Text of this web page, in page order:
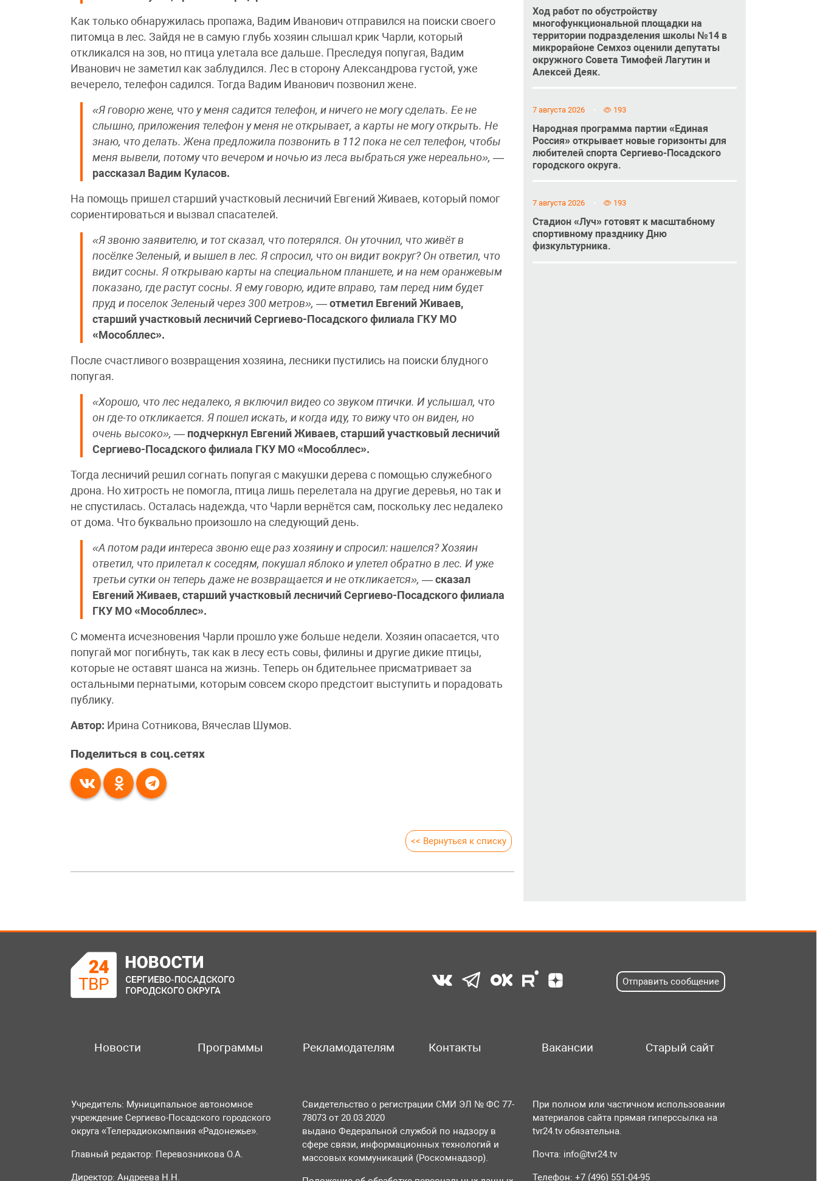
Как только обнаружилась пропажа, Вадим Иванович отправился на поиски своего
питомца в лес. Зайдя не в самую глубь хозяин слышал крик Чарли, который
откликался на зов, но птица улетала все дальше. Преследуя попугая, Вадим
Иванович не заметил как заблудился. Лес в сторону Александрова густой, уже
вечерело, телефон садился. Тогда Вадим Иванович позвонил жене.
«Я говорю жене, что у меня садится телефон, и ничего не могу сделать. Ее не
слышно, приложения телефон у меня не открывает, а карты не могу открыть. Не
знаю, что делать. Жена предложила позвонить в 112 пока не сел телефон, чтобы
меня вывели, потому что вечером и ночью из леса выбраться уже нереально»,—
рассказал Вадим Куласов.
На помощь пришел старший участковый лесничий Евгений Живаев, который помог
сориентироваться и вызвал спасателей.
«Я звоню заявителю, и тот сказал, что потерялся. Он уточнил, что живёт в
посёлке Зеленый, и вышел в лес. Я спросил, что он видит вокруг? Он ответил, что
видит сосны. Я открываю карты на специальном планшете, и на нем оранжевым
показано, где растут сосны. Я ему говорю, идите вправо, там перед ним будет
пруд и поселок Зеленый через 300 метров»,— отметил Евгений Живаев,
старший участковый лесничий Сергиево-Посадского филиала ГКУ МО
«Мособллес».
После счастливого возвращения хозяина, лесники пустились на поиски блудного
попугая.
«Хорошо, что лес недалеко, я включил видео со звуком птички. И услышал, что
он где-то откликается. Я пошел искать, и когда иду, то вижу что он виден, но
очень высоко»,— подчеркнул Евгений Живаев, старший участковый лесничий
Сергиево-Посадского филиала ГКУ МО «Мособллес».
Тогда лесничий решил согнать попугая с макушки дерева с помощью служебного
дрона. Но хитрость не помогла, птица лишь перелетала на другие деревья, но так и
не спустилась. Осталась надежда, что Чарли вернётся сам, поскольку лес недалеко
от дома. Что буквально произошло на следующий день.
«А потом ради интереса звоню еще раз хозяину и спросил: нашелся? Хозяин
ответил, что прилетал к соседям, покушал яблоко и улетел обратно в лес. И уже
третьи сутки он теперь даже не возвращается и не откликается», —сказал
Евгений Живаев, старший участковый лесничий Сергиево-Посадского филиала
ГКУ МО «Мособллес».
С момента исчезновения Чарли прошло уже больше недели. Хозяин опасается, что
попугай мог погибнуть, так как в лесу есть совы, филины и другие дикие птицы,
которые не оставят шанса на жизнь. Теперь он бдительнее присматривает за
остальными пернатыми, которым совсем скоро предстоит выступить и порадовать
публику.
Автор: Ирина Сотникова, Вячеслав Шумов.
Поделиться в соц.сетях
<< Вернуться к списку
Ход работ по обустройству
многофункциональной площадки на
территории подразделения школы №14 в
микрорайоне Семхоз оценили депутаты
окружного Совета Тимофей Лагутин и
Алексей Деяк.
7 августа 2026 193
Народная программа партии «Единая
Россия» открывает новые горизонты для
любителей спорта Сергиево-Посадского
городского округа.
7 августа 2026 193
Стадион «Луч» готовят к масштабному
спортивному празднику Дню
физкультурника.
Отправить сообщение
Новости Программы Рекламодателям Контакты Вакансии Старый сайт
Учредитель: Муниципальное автономное
учреждение Сергиево-Посадского городского
округа «Телерадиокомпания «Радонежье».
Главный редактор: Перевозникова О.А.
Директор: Андреева Н.Н.
Свидетельство о регистрации СМИ ЭЛ № ФС 77-
78073 от 20.03.2020
выдано Федеральной службой по надзору в
сфере связи, информационных технологий и
массовых коммуникаций (Роскомнадзор).
При полном или частичном использовании
материалов сайта прямая гиперссылка на
tvr24.tv обязательна.
Почта: info@tvr24.tv
Телефон: +7 (496) 551-04-95